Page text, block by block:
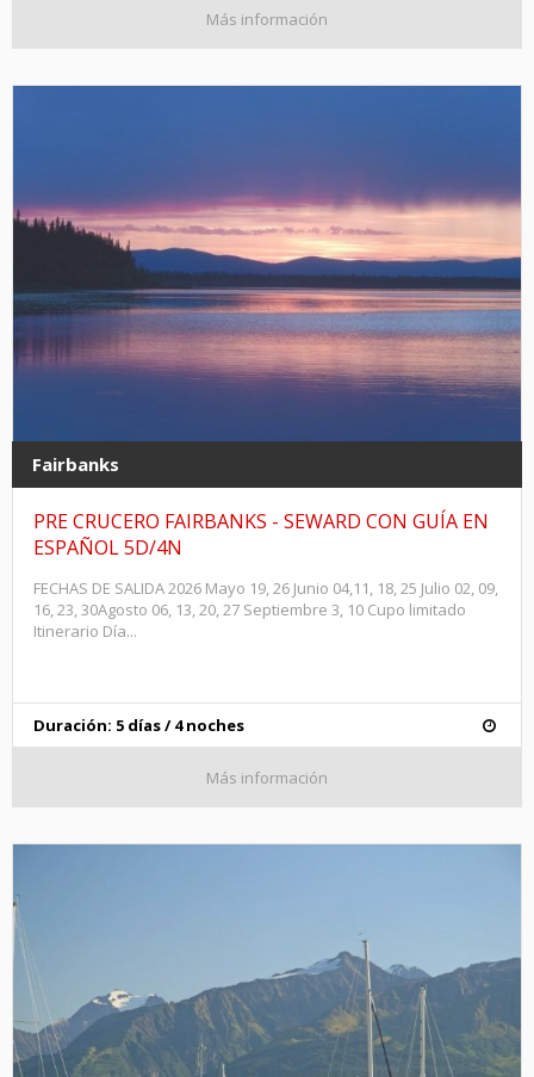
Más información
Fairbanks
PRE CRUCERO FAIRBANKS - SEWARD CON GUÍA EN
ESPAÑOL 5D/4N
FECHAS DE SALIDA 2026 Mayo 19, 26 Junio 04,11, 18, 25 Julio 02, 09,
16, 23, 30Agosto 06, 13, 20, 27 Septiembre 3, 10 Cupo limitado
Itinerario Día...
Duración: 5 días / 4 noches
Más información